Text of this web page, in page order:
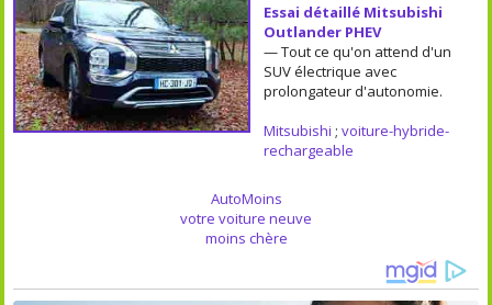
Essai détaillé Mitsubishi
Outlander PHEV
— Tout ce qu'on attend d'un
SUV électrique avec
prolongateur d'autonomie.
Mitsubishi ; voiture-hybride-
rechargeable
AutoMoins
votre voiture neuve
moins chère